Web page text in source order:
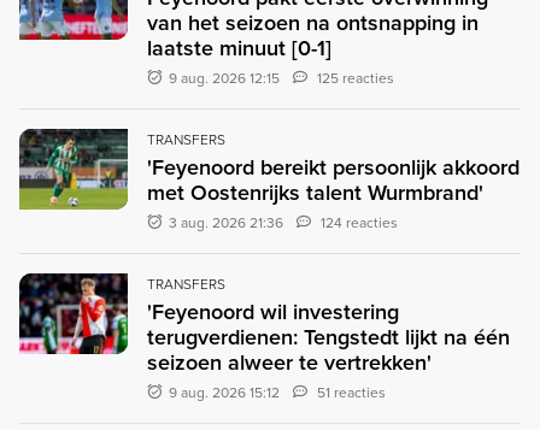
van het seizoen na ontsnapping in
laatste minuut [0-1]
9 aug. 2026 12:15 125 reacties
TRANSFERS
'Feyenoord bereikt persoonlijk akkoord
met Oostenrijks talent Wurmbrand'
3 aug. 2026 21:36 124 reacties
TRANSFERS
'Feyenoord wil investering
terugverdienen: Tengstedt lijkt na één
seizoen alweer te vertrekken'
9 aug. 2026 15:12 51 reacties